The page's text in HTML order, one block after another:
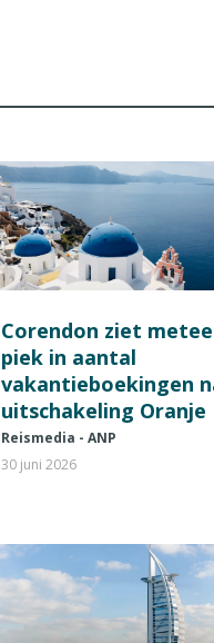
Corendon ziet
piek in aantal
vakantieboekingen
uitschakeling Oranje
Reismedia - ANP
30 juni 2026